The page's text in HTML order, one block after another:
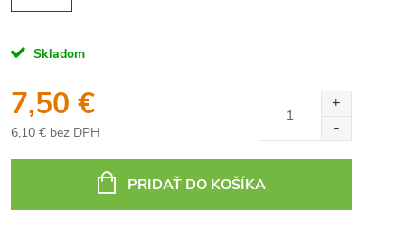
Skladom
7,50 €
6,10 € bez DPH
cena:
PRIDAŤ DO KOŠÍKA